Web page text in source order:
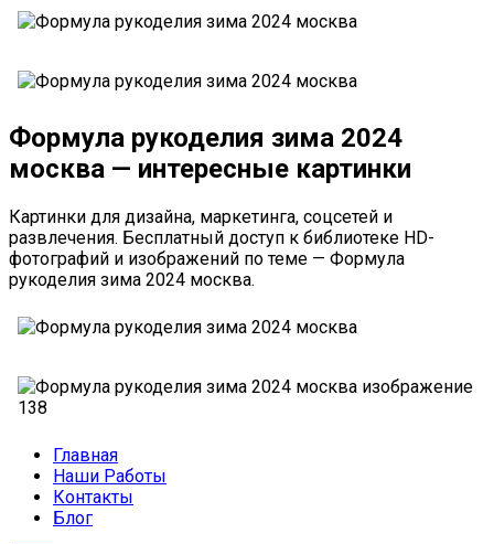
Формула рукоделия зима 2024
москва — интересные картинки
Картинки для дизайна, маркетинга, соцсетей и
развлечения. Бесплатный доступ к библиотеке HD-
фотографий и изображений по теме — Формула
рукоделия зима 2024 москва.
Главная
Наши Работы
Контакты
Блог